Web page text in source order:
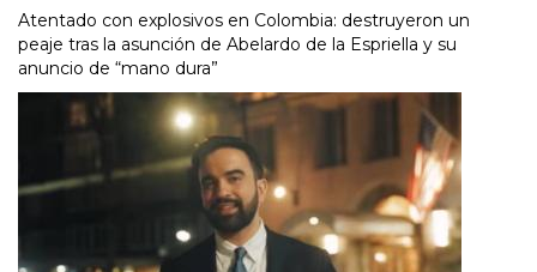
Atentado con explosivos en Colombia: destruyeron un
peaje tras la asunción de Abelardo de la Espriella y su
anuncio de “mano dura”